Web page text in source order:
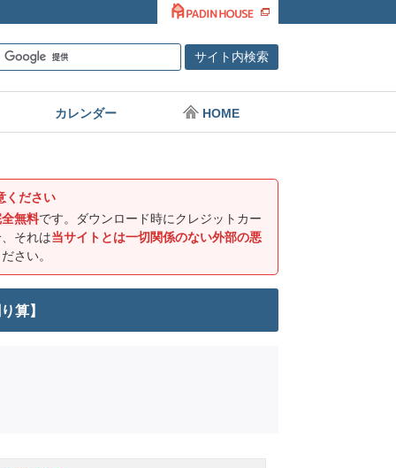
カレンダー HOME
ください
無料です。ダウンロード時にクレジットカー
それは当サイトとは一切関係のない外部の悪
さい。
算】